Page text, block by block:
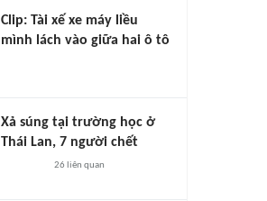
Clip: Tài xế xe máy liều
mình lách vào giữa hai ô tô
Xả súng tại trường học ở
Thái Lan, 7 người chết
26 liên quan